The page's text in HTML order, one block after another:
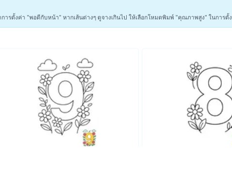
ารตั้งค่า "พอดีกับหน้า" หากเส้นต่างๆ ดูจางเกินไป ให้เลือกโหมดพิมพ์ "คุณภาพสูง" ในการ